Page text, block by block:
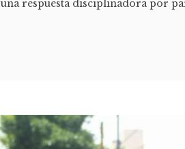
una respuesta disciplinadora por